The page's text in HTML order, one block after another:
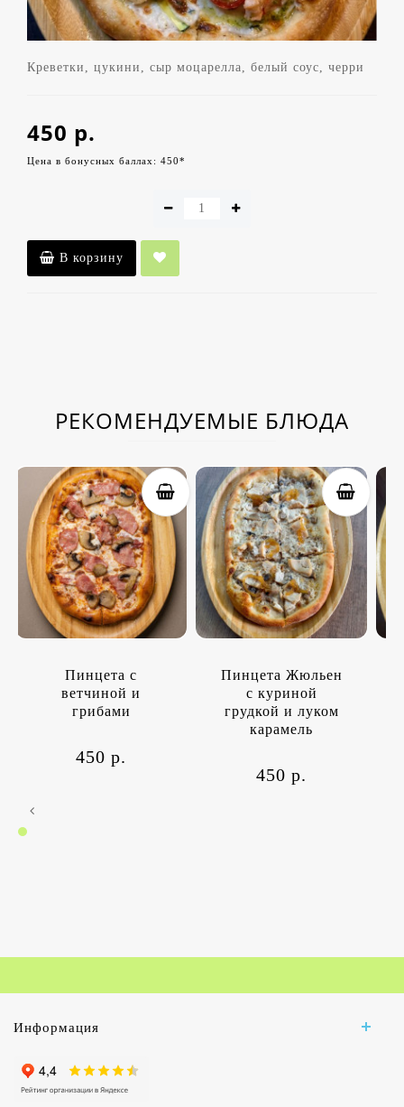
Креветки, цукини, сыр моцарелла, белый соус, черри
450 р.
Цена в бонусных баллах: 450*
В корзину
РЕКОМЕНДУЕМЫЕ БЛЮДА
Пинцета с
ветчиной и
грибами
450 р.
Пинцета Жюльен
с куриной
грудкой и луком
карамель
450 р.
Информация